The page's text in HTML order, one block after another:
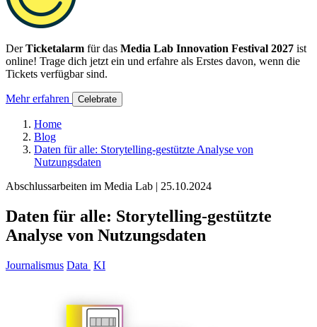
DerTicketalarm für das Media Lab Innovation Festival 2027 ist
online! Trage dich jetzt ein und erfahre als Erstes davon, wenn die
Tickets verfügbar sind.
Mehr erfahren Celebrate
Home
Blog
Daten für alle: Storytelling-gestützte Analyse von
Nutzungsdaten
Abschlussarbeiten im Media Lab | 25.10.2024
Daten für alle: Storytelling-gestützte
Analyse von Nutzungsdaten
Journalismus Data KI